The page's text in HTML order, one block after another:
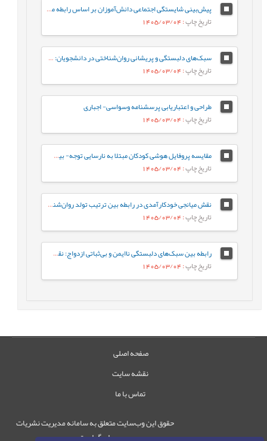
پیش‌بینی شایستگی اجتماعی دانش‌آموزان بر اساس رابطه معلم-دانش‌آموز و احساس تعلق به مدرسه: نقش واسطه‌ای تنظیم رفتاری هیجان
تاریخ چاپ: 1405/03/04
سبک‌های دلبستگی و پریشانی روان‌شناختی در دانشجویان: نقش واسطه‌ای تنظیم هیجان بین فردی
تاریخ چاپ: 1405/03/04
طراحی و اعتباریابی پرسشنامه وسواسی- اجباری
تاریخ چاپ: 1405/03/04
مقایسه پروفایل هوشی کودکان مبتلا به نارسایی توجه- بیش‌فعالی با کودکان عادی براساس شاخص‌های جانبی و مکمل آزمون WISC-V
تاریخ چاپ: 1405/03/04
نقش میانجی خودکارآمدی در رابطه‌ بین ترتیب تولد روان‌شناختی و جوخانواده با رفتارهای جامعه پسند در دانشجویان
تاریخ چاپ: 1405/03/04
رابطه بین سبک‌‌‌های دلبستگی ناایمن و بی‌‌‌ثباتی ازدواج: نقش میانجی‌‌‌ هم‌‌‌وابستگی و تحریف شناختی
تاریخ چاپ: 1405/03/04
صفحه اصلی
نقشه سایت
تماس با ما
حقوق این وب‌سایت متعلق به سامانه مدیریت نشریات
رایمگ است.